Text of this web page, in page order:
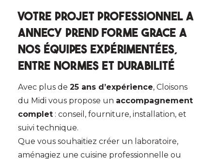
Votre projet professionnel a
Annecy prend forme grace a
nos équipes expérimentées,
entre normes et durabilité
Avec plus de 25 ans d’expérience, Cloisons
du Midi vous propose un accompagnement
complet: conseil, fourniture, installation, et
suivi technique.
Que vous souhaitiez créer un laboratoire,
aménagiez une cuisine professionnelle ou